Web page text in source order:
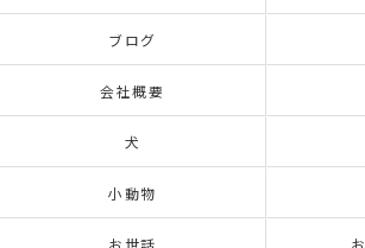
ブログ
会社概要
犬
小動物
お世話